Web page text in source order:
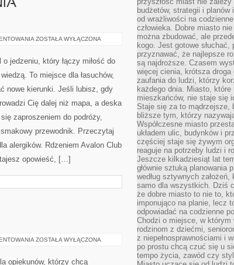
KUCHNIA
NORWESKA,
FIŃSKA)
KUCHNIA
ZOSTAŁA WYŁĄCZONA
jedzeniu, który łączy miłość do
To miejsce dla łasuchów,
nowe kierunki. Jeśli lubisz, gdy
Cię dalej niż mapa, a deska
zaproszeniem do podróży,
przewodnik. Przeczytaj
alergików. Rdzeniem Avalon Club
opowieść, […]
SEKSUOLOGIA
ZOSTAŁA WYŁĄCZONA
opiekunów, którzy chcą
budżetów, strategii i
od wrażliwości na
człowieka. Dobre miasto
można zbudować, ale
kogo. Jest gotowe słuchać,
przyznawać, że najlepsze
są najdroższe. Czasem
więcej cienia, krótsza droga
zaufania do ludzi, którzy
każdego dnia. Miasto,
mieszkańców, nie staje się
Staje się za to mądrzejsze,
bliższe tym, którzy
Współczesne miasto
układem ulic, budynków i
częściej staje się żywym
reaguje na potrzeby ludzi i
Jeszcze kilkadziesiąt lat
głównie sztuką planowania
według sztywnych założeń,
samo dla wszystkich. Dziś
że dobre miasto to nie to,
imponująco na planie, lecz
odpowiadać na codzienne
Chodzi o miejsce, w którym
rodzinom z dziećmi,
z niepełnosprawnościami i
po prostu chcą czuć się u
tempo życia, zawód czy